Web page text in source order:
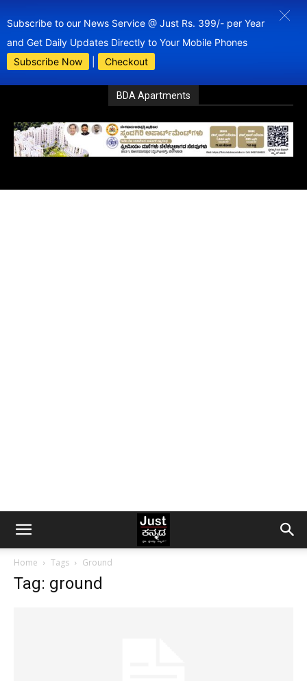
Subscribe to our News Service @ Just Rs. 399/- per Year
and Get Daily Updates Directly to Your Mobile Phones
Subscribe Now
Checkout
BDA Apartments
Home Tags Ground
Tag: ground